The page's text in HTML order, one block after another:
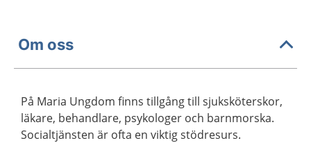
Om oss
På Maria Ungdom finns tillgång till sjuksköterskor,
läkare, behandlare, psykologer och barnmorska.
Socialtjänsten är ofta en viktig stödresurs.